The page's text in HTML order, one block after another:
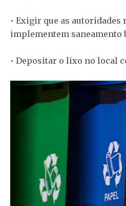
• Exigir que as autoridades
implementem saneamento
• Depositar o lixo no local